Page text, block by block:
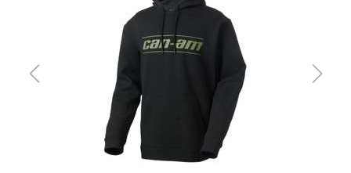
Släpvagnar & Skylift